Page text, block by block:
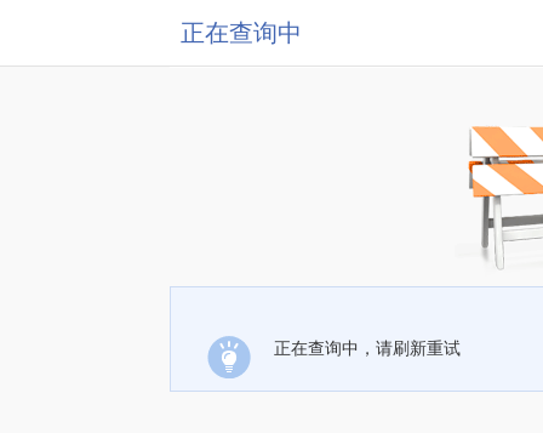
正在查询中
正在查询中，请刷新重试